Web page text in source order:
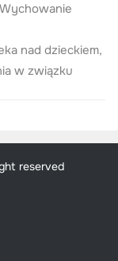
Wychowanie
nad dzieckiem,
w związku
reserved